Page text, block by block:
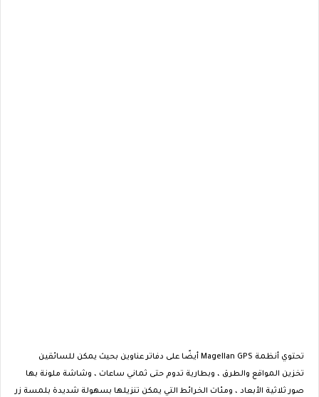
تحتوي أنظمة Magellan GPS أيضًا على دفاتر عناوين بحيث يمكن للسائقين
تخزين المواقع والطرق ، وبطارية تدوم حتى ثماني ساعات ، وشاشة ملونة بها
صور ثلاثية الأبعاد ، ومئات الخرائط التي يمكن تنزيلها بسهولة شديدة بلمسة زر